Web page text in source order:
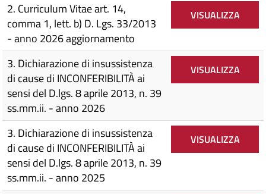
2. Curriculum Vitae art. 14,
comma 1, lett. b) D. Lgs. 33/2013
- anno 2026 aggiornamento
VISUALIZZA
3. Dichiarazione di insussistenza
di cause di INCONFERIBILITÀ ai
sensi del D.lgs. 8 aprile 2013, n. 39
ss.mm.ii. - anno 2026
VISUALIZZA
3. Dichiarazione di insussistenza
di cause di INCONFERIBILITÀ ai
sensi del D.lgs. 8 aprile 2013, n. 39
ss.mm.ii. - anno 2025
VISUALIZZA